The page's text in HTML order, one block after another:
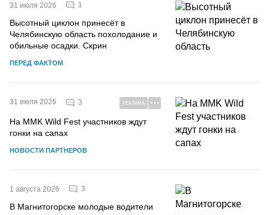
31 июля 2026 1
Высотный циклон принесёт в
Челябинскую область похолодание и
обильные осадки. Скрин
ПЕРЕД ФАКТОМ
31 июля 2026 3 РЕКЛАМА
На MMK Wild Fest участников ждут
гонки на сапах
НОВОСТИ ПАРТНЕРОВ
1 августа 2026 3
В Магнитогорске молодые водители